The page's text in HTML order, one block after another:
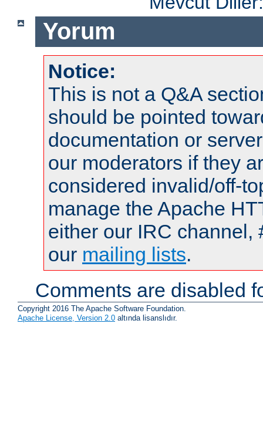
Yorum
Notice:
This is not a Q&A
should be pointed
documentation or
our moderators if they
considered invalid/off-
manage the Apache
either our IRC channel,
our mailing lists.
Comments are disabled
Copyright 2016 The Apache Software Foundation.
Apache License, Version 2.0 altında lisanslıdır.